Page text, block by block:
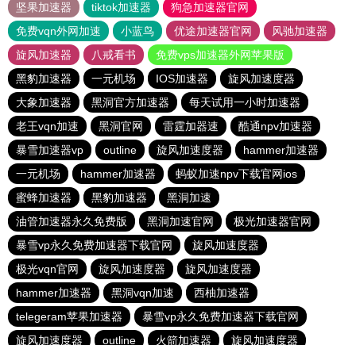
坚果加速器
tiktok加速器
狗急加速器官网
免费vqn外网加速
小蓝鸟 优途加速器官网
风驰加速器
旋风加速器
八戒看书
免费vps加速器外网苹果版
黑豹加速器
一元机场 IOS加速器
旋风加速度器
大象加速器
黑洞官方加速器
每天试用一小时加速器
老王vqn加速
黑洞官网 雷霆加器速
酷通npv加速器
暴雪加速器vp
outline 旋风加速度器
hammer加速器
一元机场
hammer加速器
蚂蚁加速npv下载官网ios
蜜蜂加速器
黑豹加速器
黑洞加速
油管加速器永久免费版
黑洞加速官网
极光加速器官网
暴雪vp永久免费加速器下载官网
旋风加速度器
极光vqn官网
旋风加速度器
旋风加速度器
hammer加速器
黑洞vqn加速
西柚加速器
telegeram苹果加速器
暴雪vp永久免费加速器下载官网
旋风加速度器
outline 火箭加速器 旋风加速度器